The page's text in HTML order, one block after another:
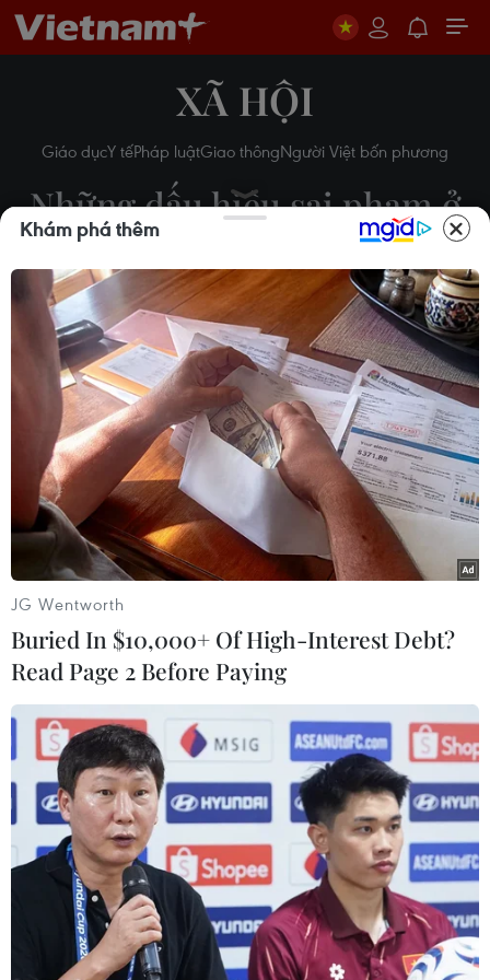
XÃ HỘI
Giáo dụcY tếPháp luậtGiao thôngNgười Việt bốn phương
Những dấu hiệu sai phạm ở
ngôi trường để học sinh
"ngồi nhầm lớp"
13/12/2016 02:09
Theo dõi VietnamPlus
Tình trạng học sinh lớp 5 không biết đọc, biết viết
đang cho thấy nhiều bất cập ở Trường Tiểu học
Bằng Luân, huyện Đoan Hùng, tỉnh Phú thọ
Khám phá thêm
JG Wentworth
Buried In $10,000+ Of High-Interest Debt?
Read Page 2 Before Paying